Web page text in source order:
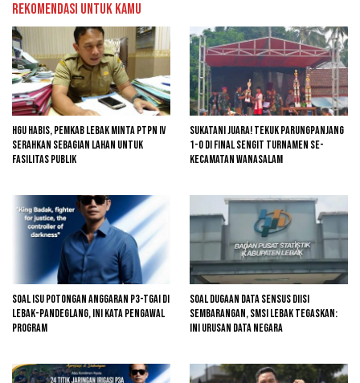
Rekomendasi untuk kamu
HGU Habis, Pemkab Lebak Minta PTPN IV
Serahkan Sebagian Lahan untuk
Fasilitas Publik
Sukatani Juara! Tekuk Parungpanjang
1-0 di Final Sengit Turnamen se-
Kecamatan Wanasalam
Soal Isu Potongan Anggaran P3-TGAI di
Lebak-Pandeglang, Ini Kata Pengawal
Program
Soal Dugaan Data Sensus Diisi
Sembarangan, SMSI Lebak Tegaskan:
Ini Urusan Data Negara